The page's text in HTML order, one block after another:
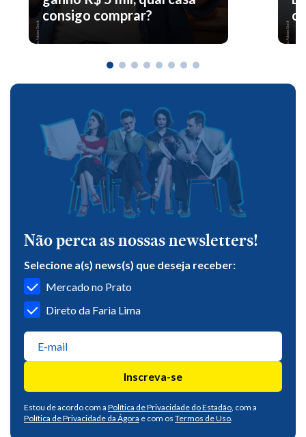
consigo comprar?
Não perca as nossas newsletters!
Selecione a(s) news(s) que deseja receber:
Mercado no Prato
Direto da Faria Lima
Inscreva-se
Estou de acordo com a Política de Privacidade do Estadão, com a
Política de Privacidade da Ágora e com os Termos de Uso.